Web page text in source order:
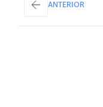
ANTERIOR